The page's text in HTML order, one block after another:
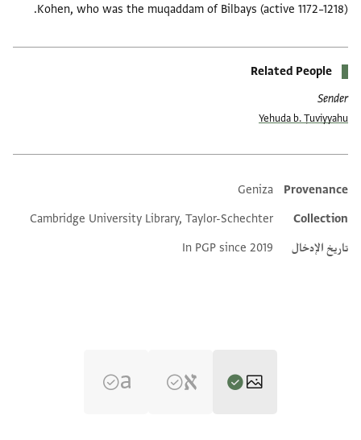
Kohen, who was the muqaddam of Bilbays (active 1172–1218).
Related People
Sender
Yehuda b. Ṭuviyyahu
Additional metadata
Provenance
Geniza
Collection
Cambridge University Library, Taylor-Schechter
تاريخ الإدخال
In PGP since 2019